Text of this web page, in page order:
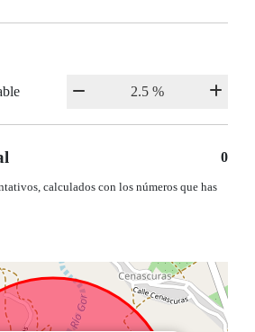
0
calculados con los números que has